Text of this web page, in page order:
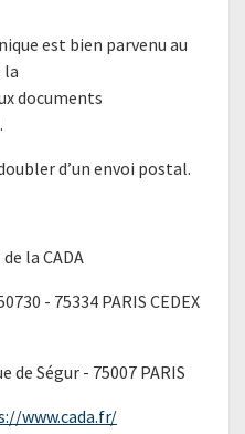
est bien parvenu au
la
documents
d’un envoi postal.
la CADA
- 75334 PARIS CEDEX
de Ségur - 75007 PARIS
www.cada.fr/